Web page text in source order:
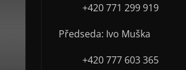
+420 771 299 919
Předseda: Ivo Muška
+420 777 603 365